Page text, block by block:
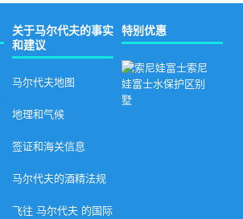
关于马尔代夫的事实
和建议
马尔代夫地图
地理和气候
签证和海关信息
马尔代夫的酒精法规
飞往 马尔代夫 的国际
特别优惠